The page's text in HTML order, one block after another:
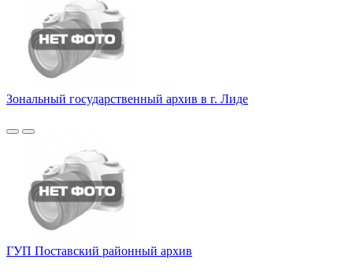
Зональный государственный архив в г. Лиде
ГУП Поставский районный архив